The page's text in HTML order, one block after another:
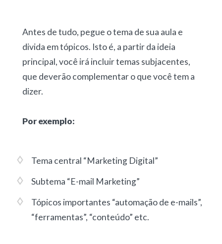
Antes de tudo, pegue o tema de sua aula e
divida em tópicos. Isto é, a partir da ideia
principal, você irá incluir temas subjacentes,
que deverão complementar o que você tem a
dizer.
Por exemplo:
Tema central “Marketing Digital”
Subtema “E-mail Marketing”
Tópicos importantes “automação de e-mails”,
“ferramentas”, “conteúdo” etc.